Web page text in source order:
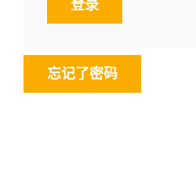
忘记了密码